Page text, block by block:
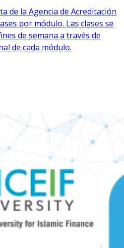
de la Agencia de Acreditación
por módulo. Las clases se
de semana a través de
de cada módulo.